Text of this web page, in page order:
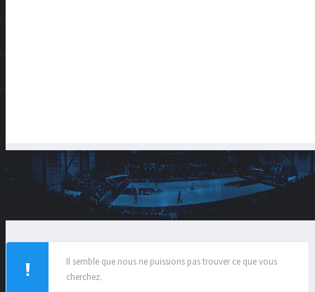
Il semble que nous ne puissions pas trouver ce que vous
cherchez.